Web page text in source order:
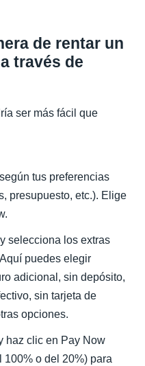
de rentar un
través de
ser más fácil que
tus preferencias
presupuesto, etc.). Elige
selecciona los extras
puedes elegir
adicional, sin depósito,
sin tarjeta de
opciones.
haz clic en Pay Now
100% o del 20%) para